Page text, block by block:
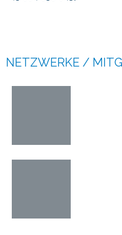
NETZWERKE /